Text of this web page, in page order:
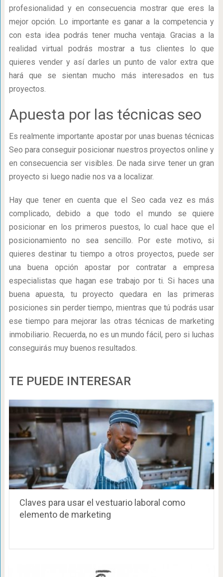
profesionalidad y en consecuencia mostrar que eres la
mejor opción. Lo importante es ganar a la competencia y
con esta idea podrás tener mucha ventaja. Gracias a la
realidad virtual podrás mostrar a tus clientes lo que
quieres vender y así darles un punto de valor extra que
hará que se sientan mucho más interesados en tus
proyectos.
Apuesta por las técnicas seo
Es realmente importante apostar por unas buenas técnicas
Seo para conseguir posicionar nuestros proyectos online y
en consecuencia ser visibles. De nada sirve tener un gran
proyecto si luego nadie nos va a localizar.
Hay que tener en cuenta que el Seo cada vez es más
complicado, debido a que todo el mundo se quiere
posicionar en los primeros puestos, lo cual hace que el
posicionamiento no sea sencillo. Por este motivo, si
quieres destinar tu tiempo a otros proyectos, puede ser
una buena opción apostar por contratar a empresa
especialistas que hagan ese trabajo por ti. Si haces una
buena apuesta, tu proyecto quedara en las primeras
posiciones sin perder tiempo, mientras que tú podrás usar
ese tiempo para mejorar las otras técnicas de marketing
inmobiliario. Recuerda, no es un mundo fácil, pero si luchas
conseguirás muy buenos resultados.
TE PUEDE INTERESAR
Claves para usar el vestuario laboral como
elemento de marketing